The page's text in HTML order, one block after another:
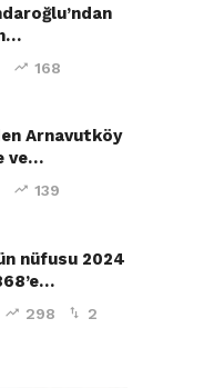
168
Arnavutköy
ve…
139
nüfusu 2024
298 2